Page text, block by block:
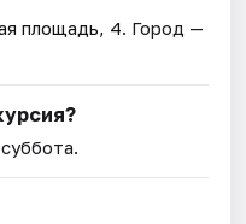
площадь, 4. Город —
суббота.